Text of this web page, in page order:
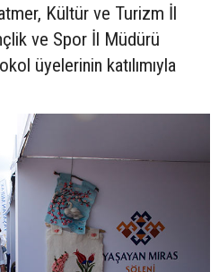
Kültür ve Turizm İl
ve Spor İl Müdürü
üyelerinin katılımıyla